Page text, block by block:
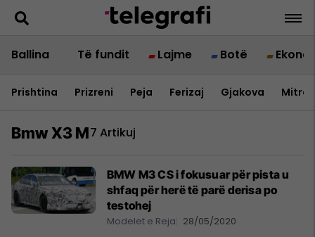
Ballina Të fundit Lajme Botë
Prishtina Prizreni Peja Ferizaj Gjakova
Bmw X3 M7 Artikuj
BMW M3 CS i fokusuar për pista u
shfaq për herë të parë derisa po
testohej
Modelet e Reja 28/05/2020